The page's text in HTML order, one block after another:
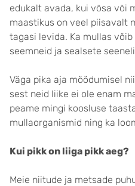
edukalt avada, kui võsa või
maastikus on veel piisavalt
tagasi levida. Ka mullas
seemneid ja sealsete
Väga pika aja möödumisel
sest neid liike ei ole enam
peame mingi koosluse
mullaorganismid ning ka
Kui pikk on liiga pikk aeg?
Meie niitude ja metsade